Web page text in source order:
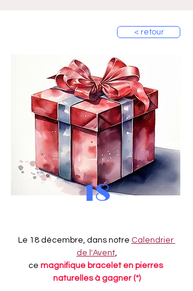
< retour
18
Le 18 décembre, dans notre Calendrier
de l'Avent,
ce magnifique bracelet en pierres
naturelles à gagner (*)